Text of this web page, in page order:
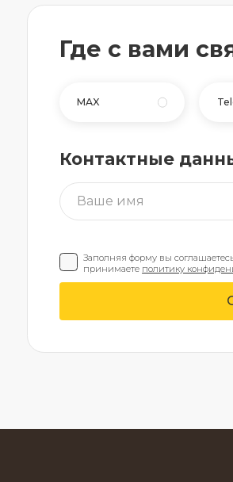
Где с вами
MAX
Контактные
Заполняя форму вы
принимаете политику